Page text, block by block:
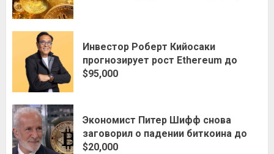
Инвестор Роберт Кийосаки
прогнозирует рост Ethereum до
$95,000
Экономист Питер Шифф снова
заговорил о падении биткоина до
$20,000